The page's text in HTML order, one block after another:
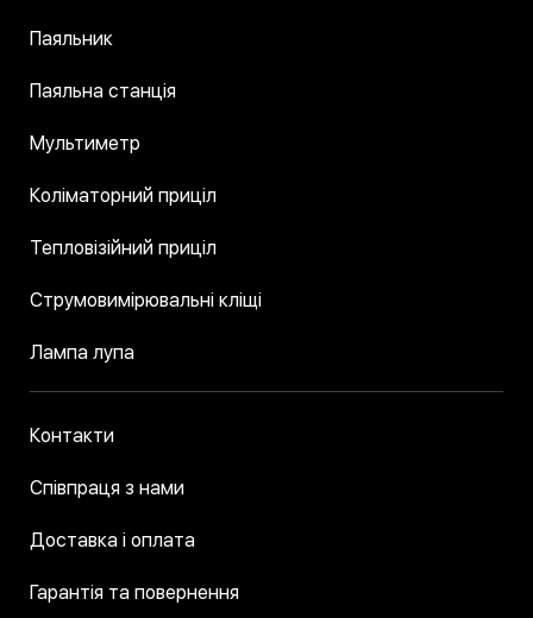
Паяльник
Паяльна станція
Мультиметр
Коліматорний приціл
Тепловізійний приціл
Струмовимірювальні кліщі
Лампа лупа
Контакти
Співпраця з нами
Доставка і оплата
Гарантія та повернення